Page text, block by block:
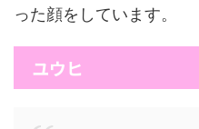
った顔をしています。
ユウヒ